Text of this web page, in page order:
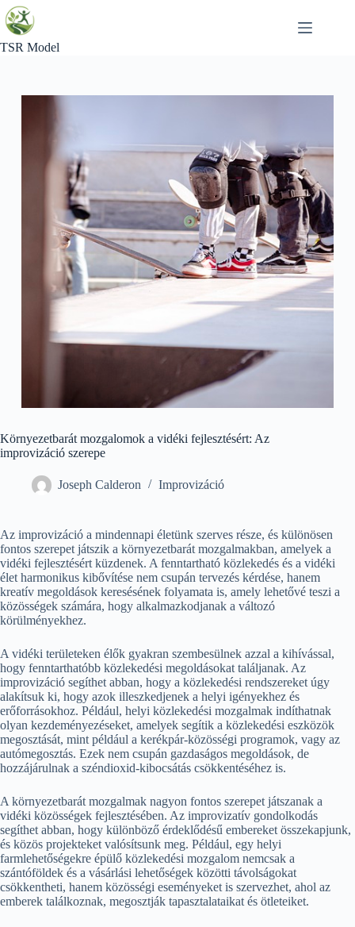
Skip
to
content
TSR Model
Környezetbarát mozgalomok a vidéki fejlesztésért: Az
improvizáció szerepe
Joseph Calderon Improvizáció
Az improvizáció a mindennapi életünk szerves része, és különösen
fontos szerepet játszik a környezetbarát mozgalmakban, amelyek a
vidéki fejlesztésért küzdenek. A fenntartható közlekedés és a vidéki
élet harmonikus kibővítése nem csupán tervezés kérdése, hanem
kreatív megoldások keresésének folyamata is, amely lehetővé teszi a
közösségek számára, hogy alkalmazkodjanak a változó
körülményekhez.
A vidéki területeken élők gyakran szembesülnek azzal a kihívással,
hogy fenntarthatóbb közlekedési megoldásokat találjanak. Az
improvizáció segíthet abban, hogy a közlekedési rendszereket úgy
alakítsuk ki, hogy azok illeszkedjenek a helyi igényekhez és
erőforrásokhoz. Például, helyi közlekedési mozgalmak indíthatnak
olyan kezdeményezéseket, amelyek segítik a közlekedési eszközök
megosztását, mint például a kerékpár-közösségi programok, vagy az
autómegosztás. Ezek nem csupán gazdaságos megoldások, de
hozzájárulnak a széndioxid-kibocsátás csökkentéséhez is.
A környezetbarát mozgalmak nagyon fontos szerepet játszanak a
vidéki közösségek fejlesztésében. Az improvizatív gondolkodás
segíthet abban, hogy különböző érdeklődésű embereket összekapjunk,
és közös projekteket valósítsunk meg. Például, egy helyi
farmlehetőségekre épülő közlekedési mozgalom nemcsak a
szántóföldek és a vásárlási lehetőségek közötti távolságokat
csökkentheti, hanem közösségi eseményeket is szervezhet, ahol az
emberek találkoznak, megosztják tapasztalataikat és ötleteiket.